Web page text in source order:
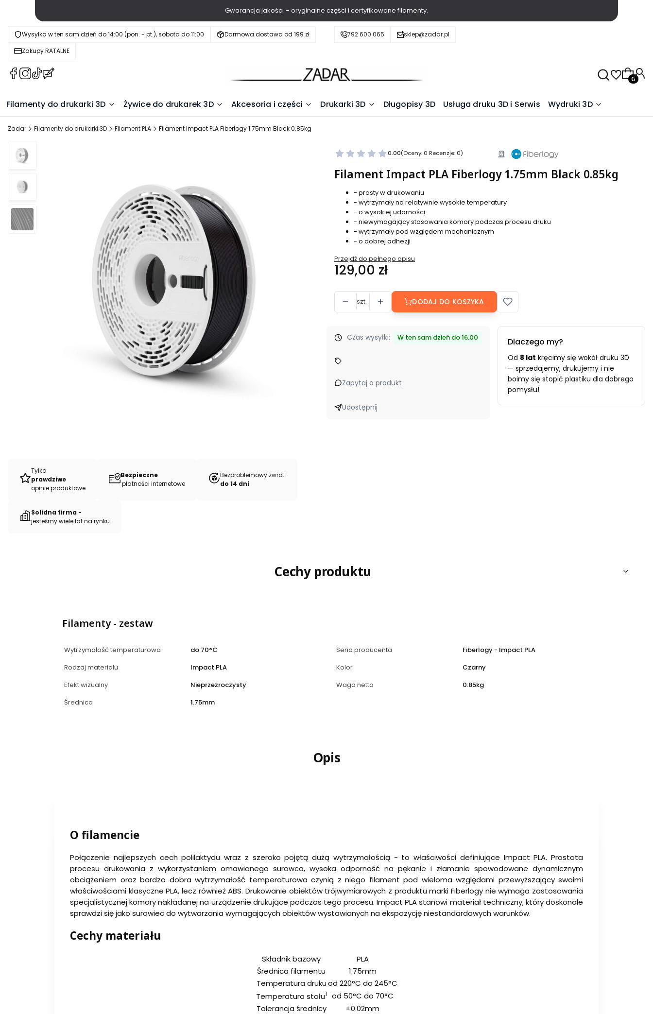
Gwarancja jakości – oryginalne części i certyfikowane filamenty.
Wysyłka w ten sam dzień do 14:00 (pon. - pt.), sobota do 11:00
Darmowa dostawa od 199 zł
Zakupy RATALNE
792 600 065 sklep@zadar.pl
(Otwiera
nowej
karcie)
(Otwiera
nowej
karcie)
(Otwiera
nowej
karcie)
(Otwiera
nowej
karcie)
Filamenty do drukarki 3D Żywice do drukarek 3D Akcesoria i części Drukarki 3D Długopisy 3D Usługa druku 3D i Serwis Wydruki 3D
Zadar Filamenty do drukarki 3D Filament PLA Filament Impact PLA Fiberlogy 1.75mm Black 0.85kg
Tylko
prawdziwe
opinie produktowe
Bezpieczne
płatności internetowe
Bezproblemowy zwrot
do 14 dni
Solidna firma -
jesteśmy wiele lat na rynku
0.00(Oceny: 0 Recenzje: 0)
Filament Impact PLA Fiberlogy 1.75mm Black 0.85kg
- prosty w drukowaniu
- wytrzymały na relatywnie wysokie temperatury
- o wysokiej udarności
- niewymagający stosowania komory podczas procesu druku
- wytrzymały pod względem mechanicznym
- o dobrej adhezji
Przejdź do pełnego opisu
Cena
129,00 zł
szt. DODAJ DO KOSZYKA
Czas wysyłki: W ten sam dzień do 16.00
Zapytaj o produkt
Udostępnij
Dlaczego my?
Od 8 lat kręcimy się wokół druku 3D
— sprzedajemy, drukujemy i nie
boimy się stopić plastiku dla dobrego
pomysłu!
Cechy produktu
Filamenty - zestaw
Wytrzymałość temperaturowa do 70°C Seria producenta
Fiberlogy - Impact PLA
Rodzaj materiału
Impact PLA Kolor
Czarny
Efekt wizualny
Nieprzezroczysty Waga netto
0.85kg
Średnica
1.75mm
Opis
O filamencie
Połączenie najlepszych cech polilaktydu wraz z szeroko pojętą dużą wytrzymałością - to właściwości definiujące Impact PLA. Prostota
procesu drukowania z wykorzystaniem omawianego surowca, wysoka odporność na pękanie i złamanie spowodowane dynamicznym
obciążeniem oraz bardzo dobra wytrzymałość temperaturowa czynią z niego filament pod wieloma względami przewyższający swoimi
właściwościami klasyczne PLA, lecz również ABS. Drukowanie obiektów trójwymiarowych z produktu marki Fiberlogy nie wymaga zastosowania
specjalistycznej komory nakładanej na urządzenie drukujące podczas tego procesu. Impact PLA stanowi materiał techniczny, który doskonale
sprawdzi się jako surowiec do wytwarzania wymagających obiektów wystawianych na ekspozycję niestandardowych warunków.
Cechy materiału
Składnik bazowy
PLA
Średnica filamentu
1.75mm
Temperatura drukuod 220°C do 245°C
Temperatura stołu1
od 50°C do 70°C
Tolerancja średnicy
±0.02mm